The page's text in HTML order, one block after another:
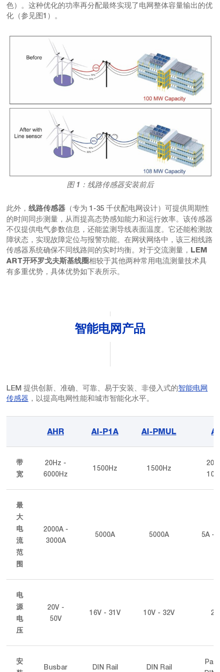
色）。这种优化的功率再分配最终实现了电网整体容量输出的优
化（参见图1）。
图 1：线路传感器安装前后
此外， 线路传感器 （专为 1-35 千伏配电网设计）可提供周期性
的时间同步测量，从而提高态势感知能力和运行效率。该传感器
不仅提供电气参数信息，还能监测导线表面温度。它还能检测故
障状态，实现故障定位与报警功能。在网状网络中，该三相线路
传感器系统确保不同线路间的实时均衡。对于交流测量， LEM
ART开环罗戈夫斯基线圈相较于其他两种常用电流测量技术具
有多重优势，具体优势如下表所示。
智能电网产品
LEM 提供创新、准确、可靠、易于安装、非侵入式的智能电网
传感器 ，以提高电网性能和城市智能化水平。
AHR AI-P1A AI-PMUL
带
宽
20Hz -
6000Hz
1500Hz 1500Hz
最
大
电
流
范
围
2000A -
3000A
5000A 5000A 5A -
电
源
电
压
20V -
50V
16V - 31V 10V - 32V
安
Busbar DIN Rail DIN Rail